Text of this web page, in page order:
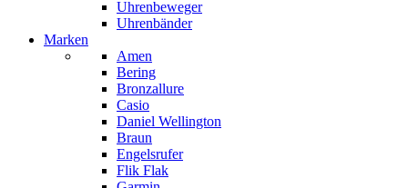
Uhrenbeweger
Uhrenbänder
Marken
Amen
Bering
Bronzallure
Casio
Daniel Wellington
Braun
Engelsrufer
Flik Flak